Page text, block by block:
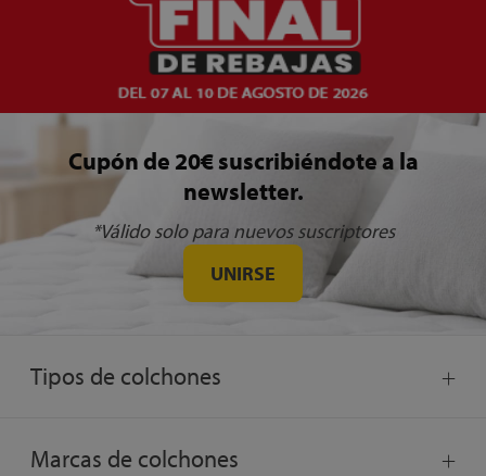
Cupón de 20€ suscribiéndote a la
newsletter.
*Válido solo para nuevos suscriptores
UNIRSE
Tipos de colchones
Marcas de colchones